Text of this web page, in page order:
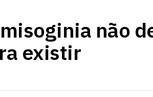
não
existir